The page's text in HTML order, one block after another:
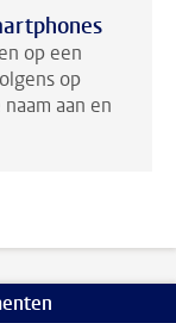
op een
op
naam aan en